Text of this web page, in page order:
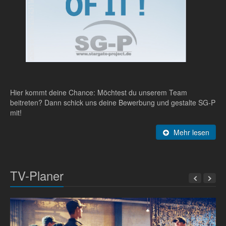
Hier kommt deine Chance: Möchtest du unserem Team
beitreten? Dann schick uns deine Bewerbung und gestalte SG-P
mit!
Mehr lesen
TV-Planer